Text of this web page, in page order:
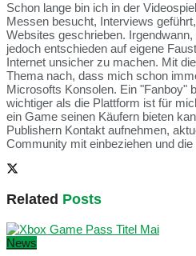
Schon lange bin ich in der
Messen besucht, Interviews
Websites geschrieben.
jedoch entschieden auf eigene
Internet unsicher zu machen. Mit
Thema nach, dass mich schon
Microsofts Konsolen. Ein "Fanboy"
wichtiger als die Plattform ist für
ein Game seinen Käufern bieten
Publishern Kontakt aufnehmen,
Community mit einbeziehen und
Related Posts
News